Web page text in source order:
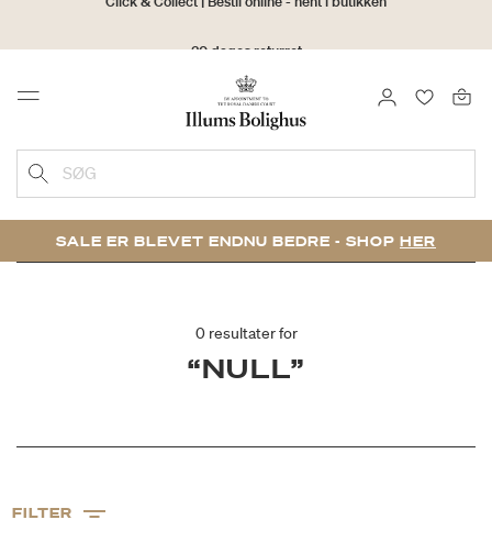
30 dages returret
Menu LOG IND
SØG
SALE ER BLEVET ENDNU BEDRE - SHOP HER
0 resultater for
“NULL”
FILTER